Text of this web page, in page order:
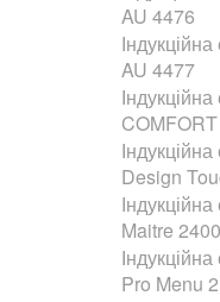
AU 4476
AU 4477
Design
Maitre
Pro Menu